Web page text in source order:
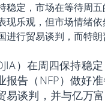
稳定，市场在等待周五
现乐观，但市场情绪依
进行贸易谈判，而特
）在周四保持稳
报告（NFP）做好
谈判，并与亿万